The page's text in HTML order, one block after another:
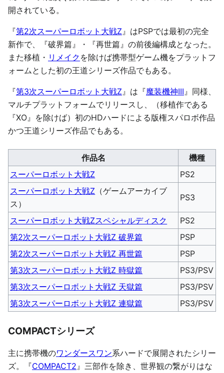
開されている。
『第2次スーパーロボット大戦Z 』はPSPでは最初の完全
新作で、『破界篇』・『再世篇』の前後編構成となった。
また移植・ リメイク を除けば携帯型ゲーム機をプラットフ
ォームとした初の王道シリーズ作品でもある。
『第3次スーパーロボット大戦Z 』は『魔装機神III 』同様、
マルチプラットフォームでリリースし、（移植作である
『XO』を除けば）初のHDハードによる版権スパロボ作品
かつ王道シリーズ作品でもある。
作品名
機種
スーパーロボット大戦Z
PS2
スーパーロボット大戦Z （ゲームアーカイブ
ス）
PS3
スーパーロボット大戦Zスペシャルディスク
PS2
第2次スーパーロボット大戦Z 破界篇
PSP
第2次スーパーロボット大戦Z 再世篇
PSP
第3次スーパーロボット大戦Z 時獄篇
PS3/PSV
第3次スーパーロボット大戦Z 天獄篇
PS3/PSV
第3次スーパーロボット大戦Z 連獄篇
PS3/PSV
COMPACTシリーズ
主に携帯機のワンダースワン系ハードで展開されたシリー
ズ。『COMPACT2 』三部作を除き、世界観の繋がりはな